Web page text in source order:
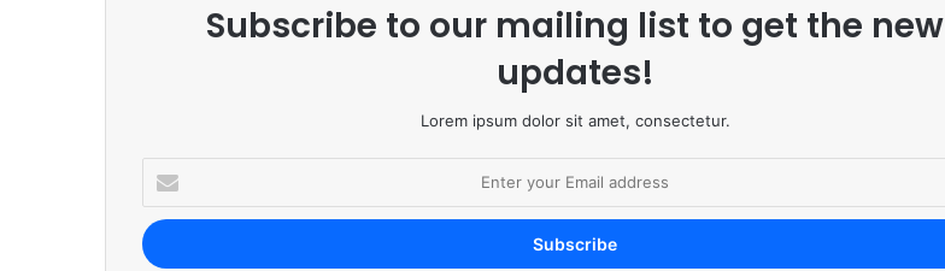
Subscribe to our mailing list to get the new
updates!
Lorem ipsum dolor sit amet, consectetur.
e